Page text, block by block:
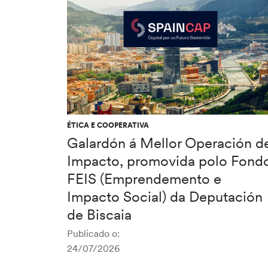
ÉTICA E COOPERATIVA
Galardón á Mellor Operación
Impacto, promovida polo
FEIS (Emprendemento e
Impacto Social) da Deputación
de Biscaia
Publicado o:
24/07/2026